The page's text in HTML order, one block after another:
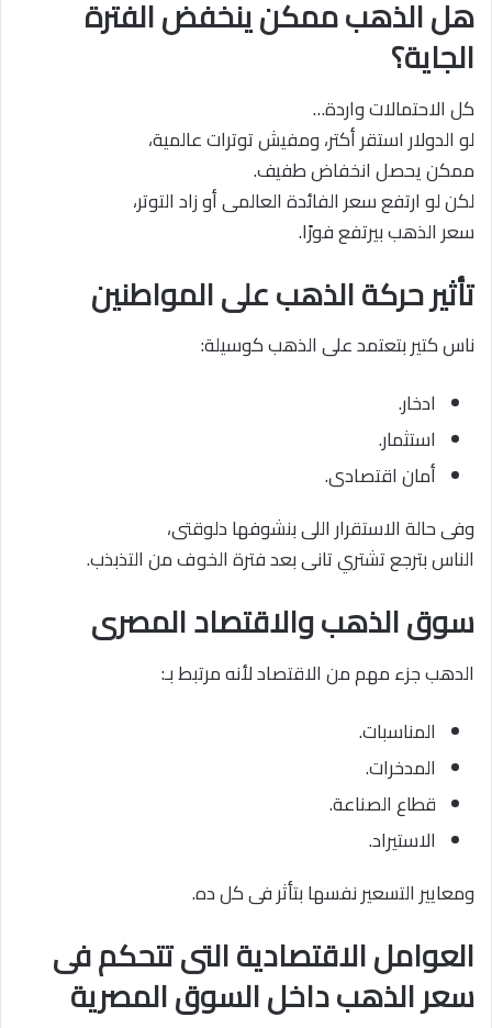
هل الذهب ممكن ينخفض الفترة
الجاية؟
كل الاحتمالات واردة…
لو الدولار استقر أكتر، ومفيش توترات عالمية،
ممكن يحصل انخفاض طفيف.
لكن لو ارتفع سعر الفائدة العالمى أو زاد التوتر،
سعر الذهب بيرتفع فورًا.
تأثير حركة الذهب على المواطنين
ناس كتير بتعتمد على الذهب كوسيلة:
ادخار.
استثمار.
أمان اقتصادى.
وفى حالة الاستقرار اللى بنشوفها دلوقتى،
الناس بترجع تشتري تانى بعد فترة الخوف من التذبذب.
سوق الذهب والاقتصاد المصرى
الدهب جزء مهم من الاقتصاد لأنه مرتبط بـ:
المناسبات.
المدخرات.
قطاع الصناعة.
الاستيراد.
ومعايير التسعير نفسها بتأثر فى كل ده.
العوامل الاقتصادية التى تتحكم فى
سعر الذهب داخل السوق المصرية